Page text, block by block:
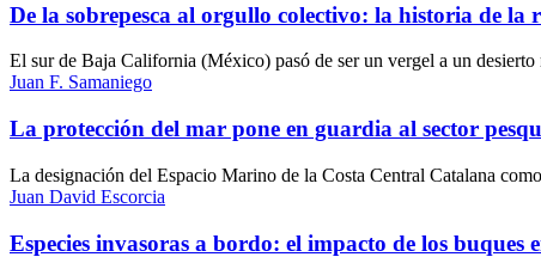
De la sobrepesca al orgullo colectivo: la historia de la
El sur de Baja California (México) pasó de ser un vergel a un
Juan F. Samaniego
La protección del mar pone en guardia al sector
La designación del Espacio Marino de la Costa Central Catalana
Juan David Escorcia
Especies invasoras a bordo: el impacto de los buques